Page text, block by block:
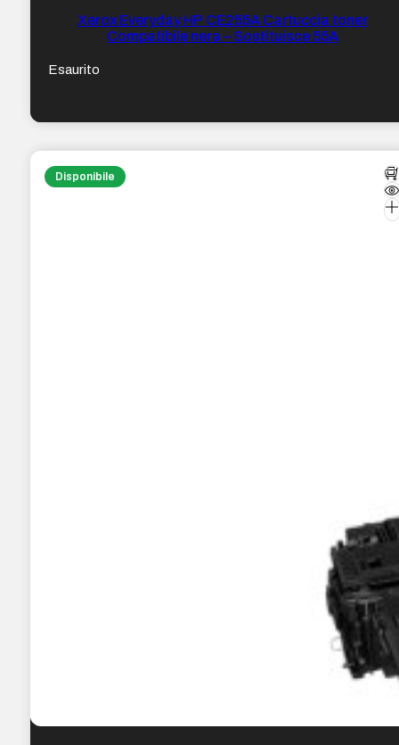
Xerox Everyday HP CE255A Cartuccia toner
Compatibile nera – Sostituisce 55A
Esaurito
Disponibile